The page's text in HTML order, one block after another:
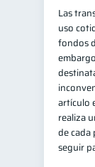
Las
uso
fondos
artículo
realiza
de cada
seguir